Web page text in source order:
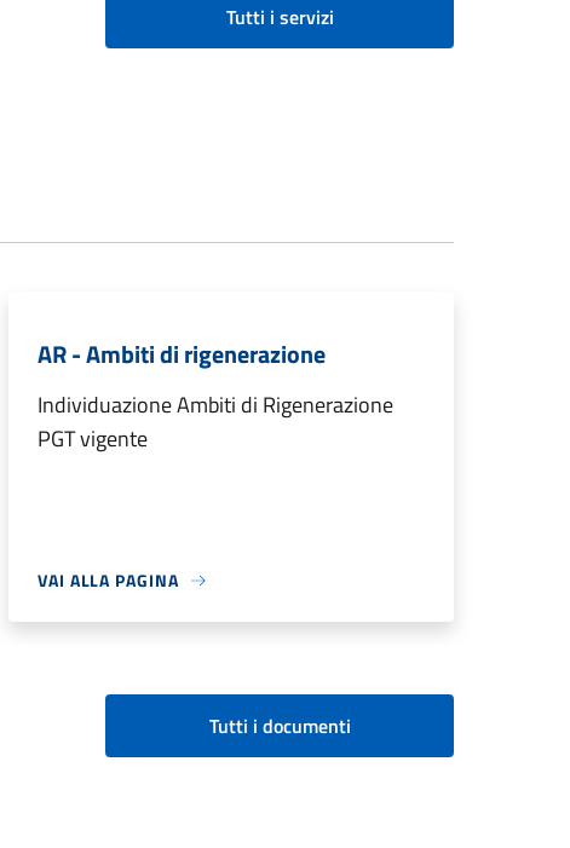
Tutti i servizi
AR - Ambiti di rigenerazione
Individuazione Ambiti di Rigenerazione
PGT vigente
VAI ALLA PAGINA
Tutti i documenti